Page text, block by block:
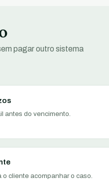
pagar outro sistema
antes do vencimento.
o cliente acompanhar o caso.